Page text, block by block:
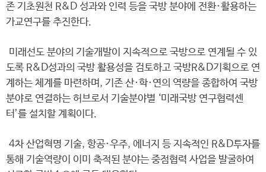
존 기초원천 R&D 성과와 인력 등을 국방 분야에 전환·활용하는
가교연구를 추진한다.
미래선도 분야의 기술개발이 지속적으로 국방으로 연계될 수 있
도록 R&D성과의 국방 활용성을 검토하고 국방R&D기획으로 연
계하는 체계를 마련하며, 기존 산·학·연의 역량을 종합하여 국방
분야로 연결하는 허브로서 기술분야별 ‘미래국방 연구협력센
터’를 설치할 계획이다.
4차 산업혁명 기술, 항공·우주, 에너지 등 지속적인 R&D투자를
통해 기술역량이 이미 축적된 분야는 중점협력 사업을 발굴하여